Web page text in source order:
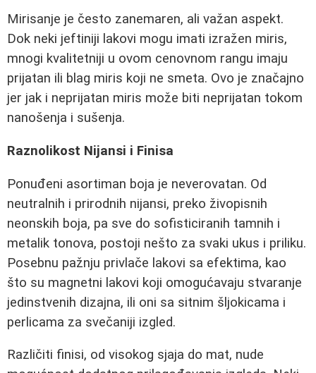
Mirisanje je često zanemaren, ali važan aspekt.
Dok neki jeftiniji lakovi mogu imati izražen miris,
mnogi kvalitetniji u ovom cenovnom rangu imaju
prijatan ili blag miris koji ne smeta. Ovo je značajno
jer jak i neprijatan miris može biti neprijatan tokom
nanošenja i sušenja.
Raznolikost Nijansi i Finisa
Ponuđeni asortiman boja je neverovatan. Od
neutralnih i prirodnih nijansi, preko živopisnih
neonskih boja, pa sve do sofisticiranih tamnih i
metalik tonova, postoji nešto za svaki ukus i priliku.
Posebnu pažnju privlače lakovi sa efektima, kao
što su magnetni lakovi koji omogućavaju stvaranje
jedinstvenih dizajna, ili oni sa sitnim šljokicama i
perlicama za svečaniji izgled.
Različiti finisi, od visokog sjaja do mat, nude